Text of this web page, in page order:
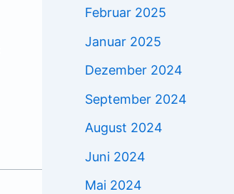
Februar 2025
Januar 2025
Dezember 2024
September 2024
August 2024
Juni 2024
Mai 2024